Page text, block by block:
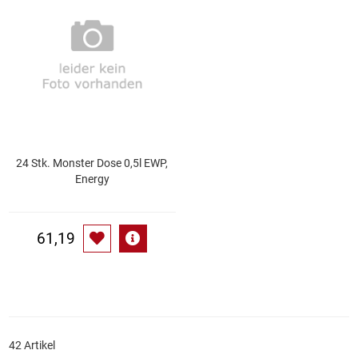
24 Stk. Monster Dose 0,5l EWP,
Energy
61,19
42 Artikel